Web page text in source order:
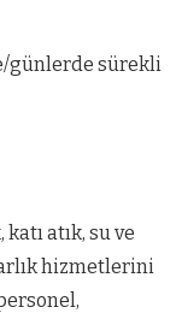
günlerde sürekli
atık, su ve
hizmetlerini